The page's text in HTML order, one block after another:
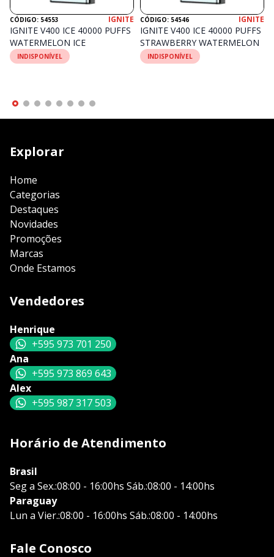
CÓDIGO: 54553 IGNITE
IGNITE V400 ICE 40000 PUFFS
WATERMELON ICE
INDISPONÍVEL
CÓDIGO: 54546 IGNITE
IGNITE V400 ICE 40000 PUFFS
STRAWBERRY WATERMELON
INDISPONÍVEL
Explorar
Home
Categorias
Destaques
Novidades
Promoções
Marcas
Onde Estamos
Vendedores
Henrique
+595 973 701 250
Ana
+595 973 869 643
Alex
+595 987 317 503
Horário de Atendimento
Brasil
Seg a Sex.:08:00 - 16:00hs Sáb.:08:00 - 14:00hs
Paraguay
Lun a Vier.:08:00 - 16:00hs Sáb.:08:00 - 14:00hs
Fale Conosco